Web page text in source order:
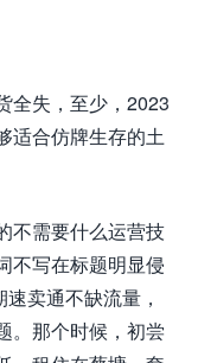
全失，至少，2023
适合仿牌生存的土
不需要什么运营技
不写在标题明显侵
卖通不缺流量，
。那个时候，初尝